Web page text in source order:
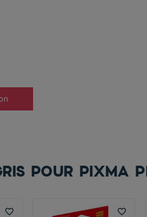
POUR PIXMA
favorite_border favorite_border